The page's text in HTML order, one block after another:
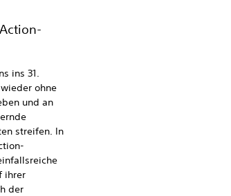
ins 31.
ohne
und an
streifen. In
ihrer
der